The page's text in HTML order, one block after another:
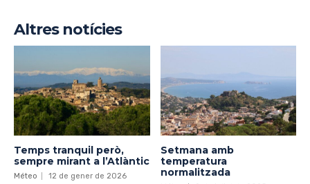
Altres notícies
Temps tranquil però,
sempre mirant a l’Atlàntic
Méteo 12 de gener de 2026
Setmana amb
temperatura
normalitzada